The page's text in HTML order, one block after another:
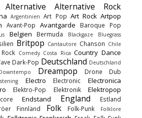
Alternative Alternative Rock
Argentinien Art Pop Art Rock Artpop
Avant-Pop Avantgarde Baroque Pop
Belgien Bermuda Blackgaze Bluegrass
Britpop Cantautore Chanson Chile
Comedy Costa Rica Country Dance
Dark-Pop Deutschland Deutschland
Dreampop Drone
Dub
Electro Electronic Electronica
Elektro-Pop Elektronik Elektropop
Endstand England Estland
Finnland Folk Folk-Punk Folklore